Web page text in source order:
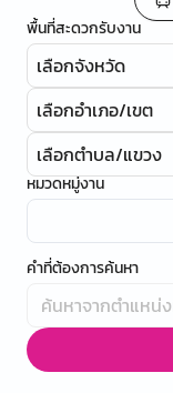
พื้นที่สะดวกรับงาน
เลือกจังหวัด
เลือกอำเภอ/เขต
เลือกตำบล/แขวง
หมวดหมู่งาน
คำที่ต้องการค้นหา